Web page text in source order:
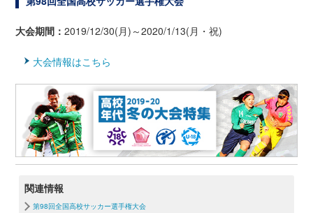
大会期間：2019/12/30(月)～2020/1/13(月・祝)
大会情報はこちら
関連情報
第98回全国高校サッカー選手権大会